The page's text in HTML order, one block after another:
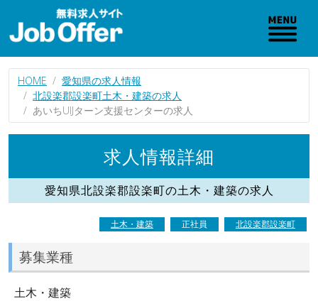
HOME
愛知県の求人情報
北設楽郡設楽町土木・建築の求人
あいちUIJターン支援センターの求人
求人情報詳細
愛知県北設楽郡設楽町の土木・建築の求人
土木・建築 正社員 北設楽郡設楽町
募集業種
土木・建築